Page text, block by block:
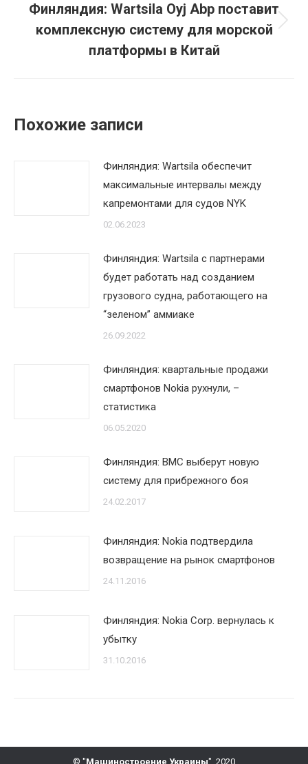
Следующая
запись:
Финляндия: Wartsila Oyj Abp поставит
комплексную систему для морской
платформы в Китай
Похожие записи
Финляндия: Wаrtsilа обеспечит
максимальные интервалы между
капремонтами для судов NYK
02.06.2023
Финляндия: Wartsila с партнерами
будет работать над созданием
грузового судна, работающего на
“зеленом” аммиаке
26.09.2022
Финляндия: квартальные продажи
смартфонов Nokia рухнули, –
статистика
06.05.2020
Финляндия: ВМС выберут новую
систему для прибрежного боя
24.02.2017
Финляндия: Nokia подтвердила
возвращение на рынок смартфонов
24.11.2016
Финляндия: Nokia Corp. вернулась к
убытку
31.10.2016
© "Машиностроение Украины", 2020